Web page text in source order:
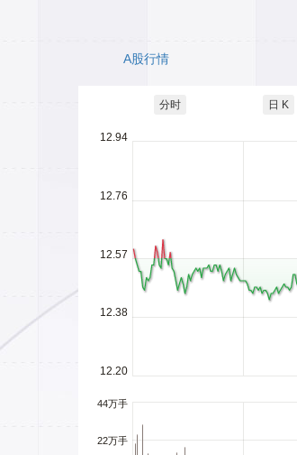
A股行情
分时 日 K
22万手
44万手
12.20
12.38
12.57
12.76
12.94